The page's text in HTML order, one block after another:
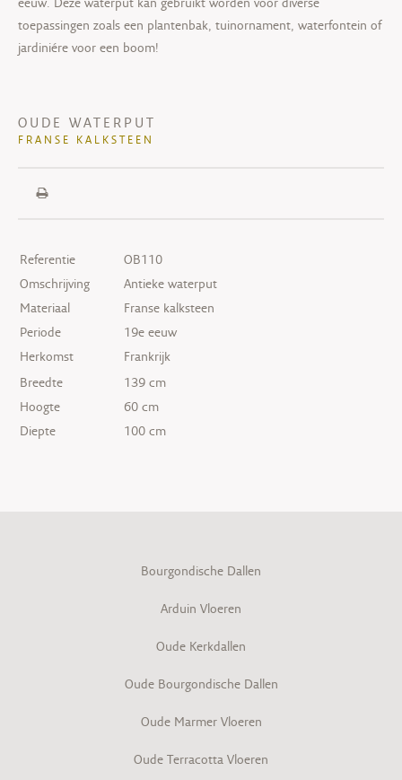
toepassingen zoals een plantenbak, tuinornament, waterfontein of
jardiniére voor een boom!
OUDE WATERPUT
FRANSE KALKSTEEN
Referentie
OB110
Omschrijving
Antieke waterput
Materiaal
Franse kalksteen
Periode
19e eeuw
Herkomst
Frankrijk
Breedte
139 cm
Hoogte
60 cm
Diepte
100 cm
Bourgondische Dallen
Arduin Vloeren
Oude Kerkdallen
Oude Bourgondische Dallen
Oude Marmer Vloeren
Oude Terracotta Vloeren